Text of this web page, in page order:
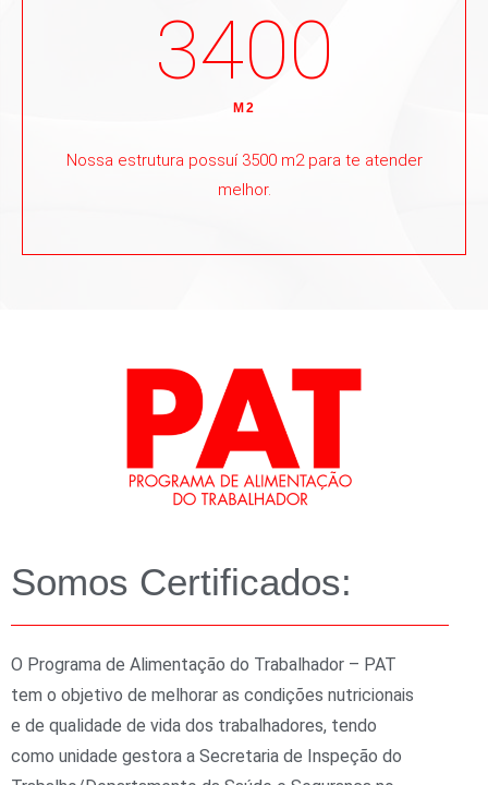
M2
3400
Nossa estrutura possuí 3500 m2 para te atender
melhor.
Somos Certificados:
O Programa de Alimentação do Trabalhador – PAT
tem o objetivo de melhorar as condições nutricionais
e de qualidade de vida dos trabalhadores, tendo
como unidade gestora a Secretaria de Inspeção do